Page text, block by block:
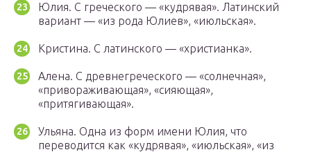
Юлия. С греческого — «кудрявая». Латинский
вариант — «из рода Юлиев», «июльская».
Кристина. С латинского — «христианка».
Алена. С древнегреческого — «солнечная»,
«привораживающая», «сияющая»,
«притягивающая».
Ульяна. Одна из форм имени Юлия, что
переводится как «кудрявая», «июльская», «из